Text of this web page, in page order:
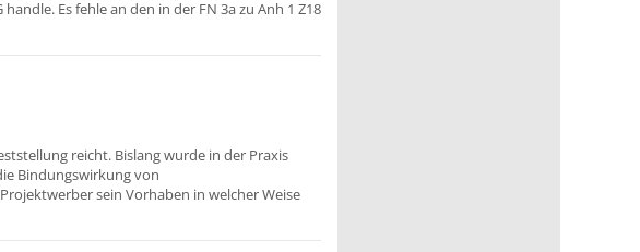
Es fehle an den in der FN 3a zu Anh 1 Z18
reicht. Bislang wurde in der Praxis
Bindungswirkung von
sein Vorhaben in welcher Weise